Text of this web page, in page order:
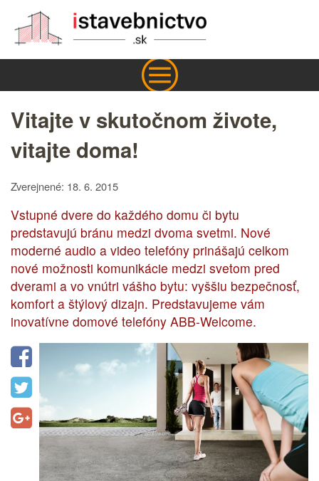
Vitajte v skutočnom živote,
vitajte doma!
Zverejnené: 18. 6. 2015
Vstupné dvere do každého domu či bytu
predstavujú bránu medzi dvoma svetmi. Nové
moderné audio a video telefóny prinášajú celkom
nové možnosti komunikácie medzi svetom pred
dverami a vo vnútri vášho bytu: vyššiu bezpečnosť,
komfort a štýlový dizajn. Predstavujeme vám
inovatívne domové telefóny ABB-Welcome.